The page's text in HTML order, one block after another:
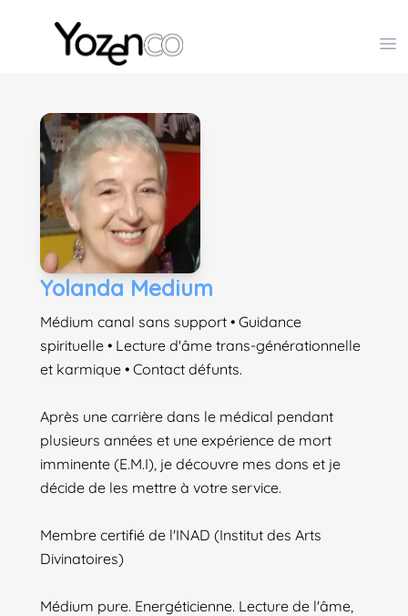
Yozenco - Organisateur de Salons, Evénements et
Yolanda Medium
Médium canal sans support • Guidance
spirituelle • Lecture d'âme trans-générationnelle
et karmique • Contact défunts.
Après une carrière dans le médical pendant
plusieurs années et une expérience de mort
imminente (E.M.I), je découvre mes dons et je
décide de les mettre à votre service.
Membre certifié de l'INAD (Institut des Arts
Divinatoires)
Médium pure. Energéticienne. Lecture de l'âme,